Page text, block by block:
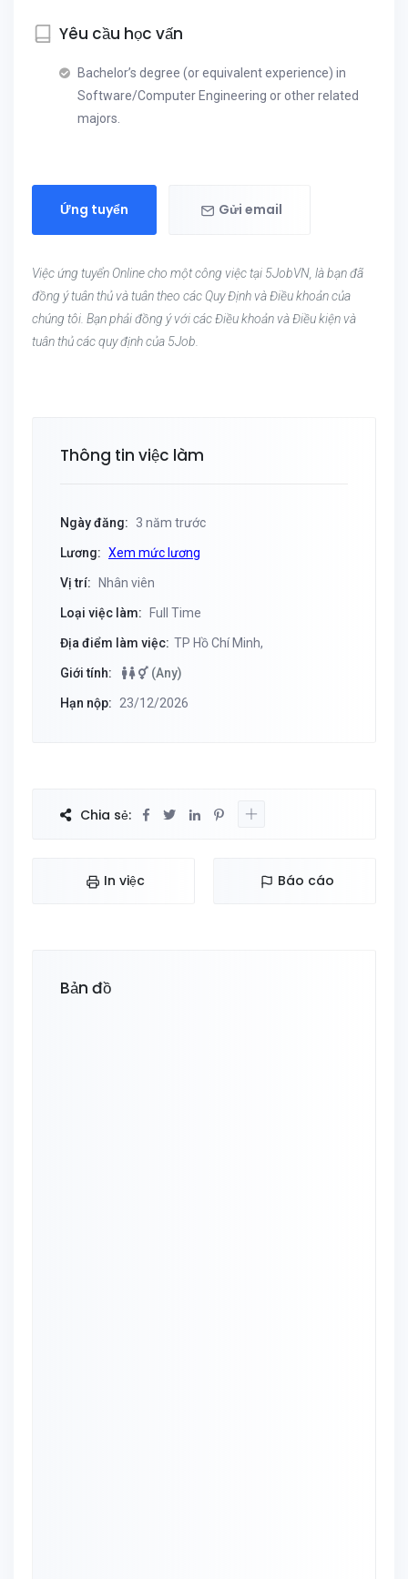
Yêu cầu học vấn
Bachelor’s degree (or equivalent experience) in
Software/Computer Engineering or other related
majors.
Ứng tuyển Gửi email
Việc ứng tuyển Online cho một công việc tại 5JobVN, là bạn đã
đồng ý tuân thủ và tuân theo các Quy Định và Điều khoản của
chúng tôi. Bạn phải đồng ý với các Điều khoản và Điều kiện và
tuân thủ các quy định của 5Job.
Thông tin việc làm
Ngày đăng: 3 năm trước
Lương: Xem mức lương
Vị trí: Nhân viên
Loại việc làm: Full Time
Địa điểm làm việc: TP Hồ Chí Minh,
Giới tính: (Any)
Hạn nộp: 23/12/2026
Chia sẻ:
In việc Báo cáo
Bản đồ